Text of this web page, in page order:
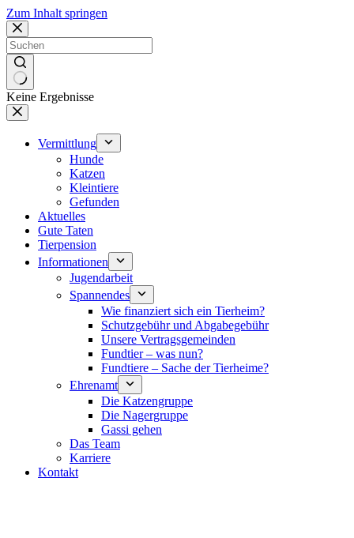
Zum Inhalt springen
Keine Ergebnisse
Vermittlung
Hunde
Katzen
Kleintiere
Gefunden
Aktuelles
Gute Taten
Tierpension
Informationen
Jugendarbeit
Spannendes
Wie finanziert sich ein Tierheim?
Schutzgebühr und Abgabegebühr
Unsere Vertragsgemeinden
Fundtier – was nun?
Fundtiere – Sache der Tierheime?
Ehrenamt
Die Katzengruppe
Die Nagergruppe
Gassi gehen
Das Team
Karriere
Kontakt